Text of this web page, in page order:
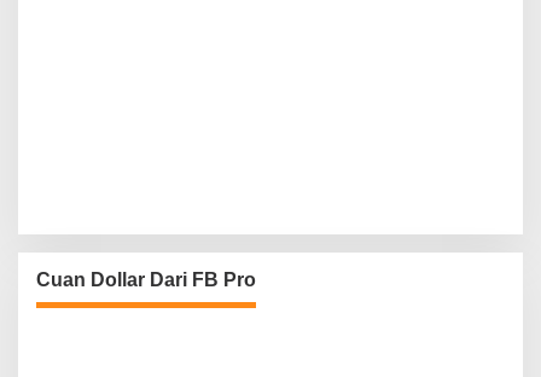
Cuan Dollar Dari FB Pro